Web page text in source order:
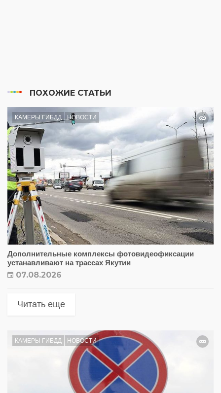
ПОХОЖИЕ СТАТЬИ
КАМЕРЫ ГИБДД НОВОСТИ
Дополнительные комплексы фотовидеофиксации
устанавливают на трассах Якутии
07.08.2026
Читать еще
КАМЕРЫ ГИБДД НОВОСТИ